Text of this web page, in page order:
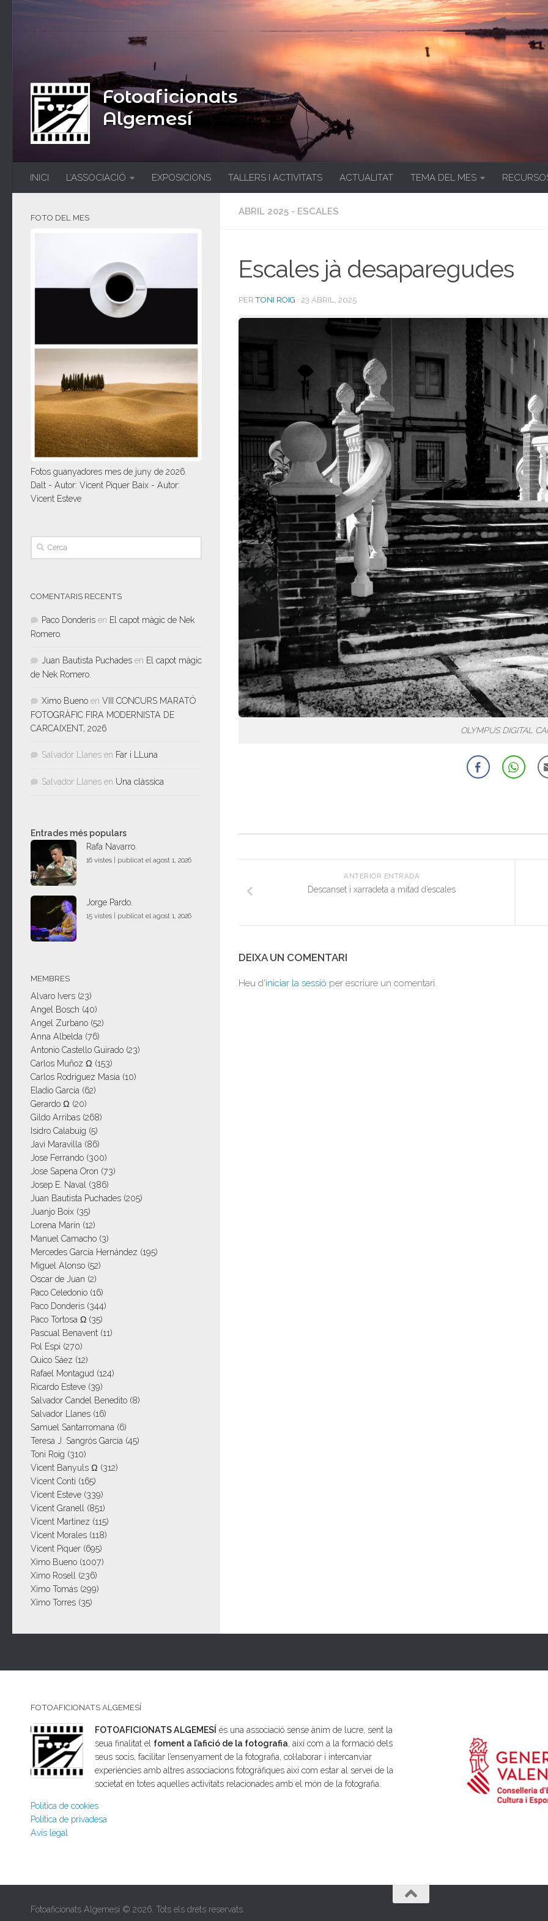
Fotoaficionats
Algemesí
INICI L’ASSOCIACIÓ EXPOSICIONS TALLERS I ACTIVITATS ACTUALITAT TEMA DEL MES
ABRIL 2025 - ESCALES
Escales jà desaparegudes
PERTONI ROIG · 23 ABRIL, 2025
OLYMPUS DIGITAL
ANTERIOR ENTRADA
Descanset i xarradeta a mitad d’escales
DEIXA UN COMENTARI
Heu d'iniciar la sessió per escriure un comentari.
FOTO DEL MES
Fotos guanyadores mes de juny de 2026.
Dalt - Autor: Vicent Piquer Baix - Autor:
Vicent Esteve
COMENTARIS RECENTS
Paco Donderis en El capot màgic de Nek
Romero.
Juan Bautista Puchades en El capot màgic
de Nek Romero.
Ximo Bueno en VIII CONCURS MARATÓ
FOTOGRÀFIC FIRA MODERNISTA DE
CARCAIXENT, 2026
Salvador Llanes en Far i LLuna
Salvador Llanes en Una clàssica
Entrades més populars
Rafa Navarro.
16 vistes publicat el agost 1, 2026
Jorge Pardo.
15 vistes publicat el agost 1, 2026
MEMBRES
Alvaro Ivers (23)
Angel Bosch (40)
Angel Zurbano (52)
Anna Albelda (76)
Antonio Castello Guirado (23)
Carlos Muñoz Ω (153)
Carlos Rodriguez Masia (10)
Eladio García (62)
Gerardo Ω (20)
Gildo Arribas (268)
Isidro Calabuig (5)
Javi Maravilla (86)
Jose Ferrando (300)
Jose Sapena Oron (73)
Josep E. Naval (386)
Juan Bautista Puchades (205)
Juanjo Boix (35)
Lorena Marín (12)
Manuel Camacho (3)
Mercedes García Hernández (195)
Miguel Alonso (52)
Oscar de Juan (2)
Paco Celedonio (16)
Paco Donderis (344)
Paco Tortosa Ω (35)
Pascual Benavent (11)
Pol Espi (270)
Quico Sáez (12)
Rafael Montagud (124)
Ricardo Esteve (39)
Salvador Candel Benedito (8)
Salvador Llanes (16)
Samuel Santarromana (6)
Teresa J. Sangrós García (45)
Toni Roig (310)
Vicent Banyuls Ω (312)
Vicent Conti (165)
Vicent Esteve (339)
Vicent Granell (851)
Vicent Martinez (115)
Vicent Morales (118)
Vicent Piquer (695)
Ximo Bueno (1007)
Ximo Rosell (236)
Ximo Tomás (299)
Ximo Torres (35)
FOTOAFICIONATS ALGEMESÍ
FOTOAFICIONATS ALGEMESÍ és una associació sense ànim de lucre, sent la
seua finalitat el foment a l’afició de la fotografia, així com a la formació dels
seus socis, facilitar l’ensenyament de la fotografia, col·laborar i intercanviar
experiències amb altres associacions fotogràfiques així com estar al servei de la
societat en totes aquelles activitats relacionades amb el món de la fotografia.
Política de cookies
Política de privadesa
Avís legal
Fotoaficionats Algemesí © 2026. Tots els drets reservats.